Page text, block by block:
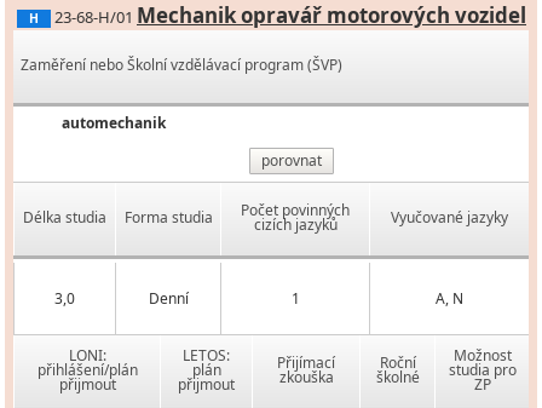
H 23-68-H/01 Mechanik opravář motorových vozidel
Zaměření nebo Školní vzdělávací program (ŠVP)
automechanik
porovnat
Délka studia Forma studia Počet povinných
cizích jazyků Vyučované jazyky
3,0 Denní 1 A, N
LONI:
přihlášení/plán
přijmout
LETOS:
plán
přijmout
Přijímací
zkouška
Roční
školné
Možnost
studia pro
ZP